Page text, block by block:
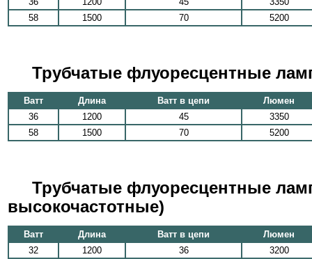
58
1500 70 5200
Трубчатые флуоресцентные
Ватт Длина Ватт в цепи
Люмен
36
1200 45
3350
58
1500 70 5200
Трубчатые флуоресцентные
высокочастотные)
Ватт Длина Ватт в цепи
Люмен
32
1200 36
3200